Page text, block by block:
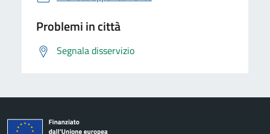
Problemi in città
Segnala disservizio